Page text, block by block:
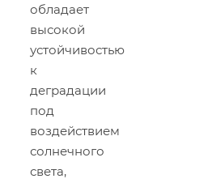
обладает
высокой
устойчивостью
к
деградации
под
воздействием
солнечного
света,